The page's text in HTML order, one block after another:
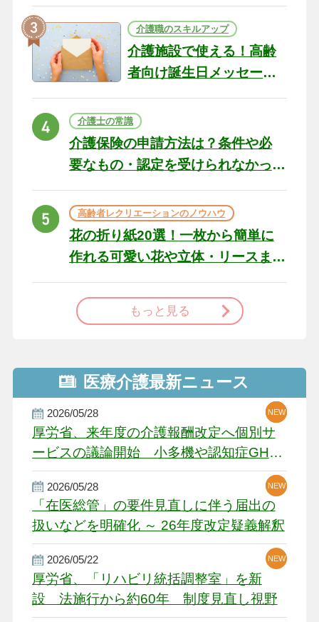
介護職のスキルアップ
介護施設で使える！高齢
者向け誕生日メッセージ
ト
介護士の常識
介護保険の申請方法は？条件や必
要なもの・認定を受けられなかっ
高齢者レクリエーションのノウハウ
花の折り紙20選！一枚から簡単に
作れる可愛い花や立体・リースま
もっと見る
医療介護最新ニュース
2026/05/28
厚労省、来年度の介護報酬改定へ個別サ
ービスの議論開始 小多機や認知症GH、
厳しい経営環境に危機感
NEW
NEW
NEW
2026/05/28
「在医総管」の要件見直しに伴う届出の
扱いなどを明確化 ～ 26年度改定疑義解釈
NEW
NEW
2026/05/22
厚労省、「リハビリ統括調整室」を新
設 法施行から約60年 制度見直し視野
NEW